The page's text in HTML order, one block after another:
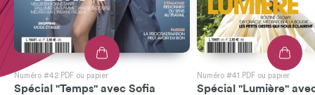
Numéro #42 PDF ou papier
Spécial "Temps" avec Sofia
Numéro #41 PDF ou papier
Spécial "Lumière"